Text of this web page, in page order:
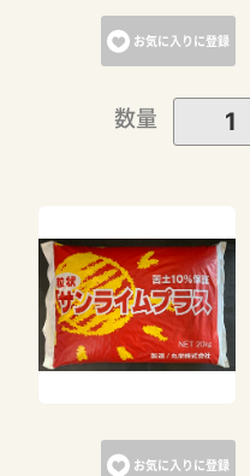
お気に入りに登録
数量
お気に入りに登録